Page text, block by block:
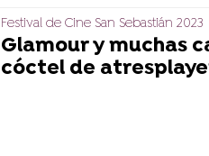
Festival de Cine San Sebastián 2023
Glamour y muchas
cóctel de